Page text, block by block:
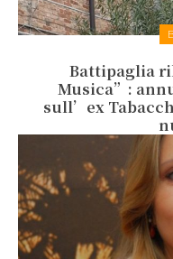
Battipaglia
Musica”:
sull’ex